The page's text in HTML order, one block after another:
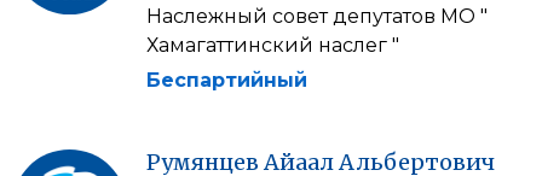
Наслежный совет депутатов МО "
Хамагаттинский наслег "
Беспартийный
Румянцев АйаалАльбертович